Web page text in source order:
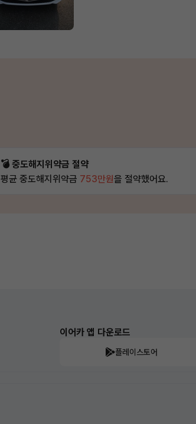
💣 중도해지위약금 절약
평균 중도해지위약금 753만원을 절약했어요.
이어카 앱 다운로드
플레이스토어